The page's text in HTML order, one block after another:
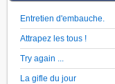
Entretien d'embauche.
Attrapez les tous !
Try again ...
La gifle du jour